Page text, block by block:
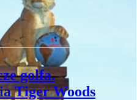
Woodsa
golfa.
Tiger Woods